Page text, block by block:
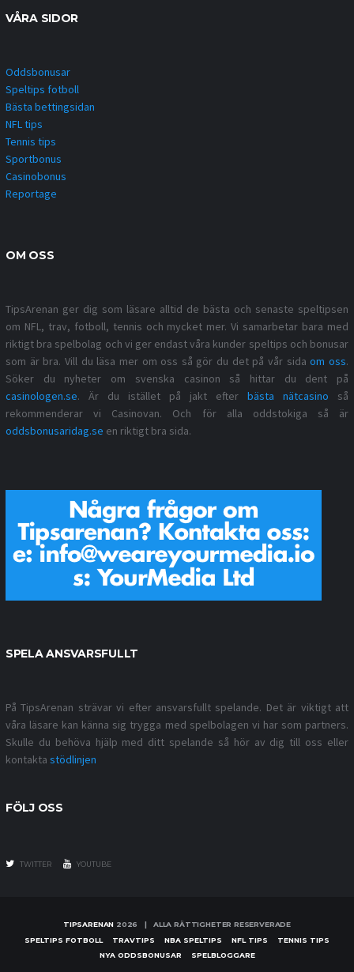
VÅRA SIDOR
Oddsbonusar
Speltips fotboll
Bästa bettingsidan
NFL tips
Tennis tips
Sportbonus
Casinobonus
Reportage
OM OSS
TipsArenan ger dig som läsare alltid de bästa och senaste speltipsen
om NFL, trav, fotboll, tennis och mycket mer. Vi samarbetar bara med
riktigt bra spelbolag och vi ger endast våra kunder speltips och bonusar
som är bra. Vill du läsa mer om oss så gör du det på vår sidaom oss.
Söker du nyheter om svenska casinon så hittar du dent på
casinologen.se. Är du istället på jakt efter bästa nätcasino så
rekommenderar vi Casinovan. Och för alla oddstokiga så är
oddsbonusaridag.se en riktigt bra sida.
SPELA ANSVARSFULLT
På TipsArenan strävar vi efter ansvarsfullt spelande. Det är viktigt att
våra läsare kan känna sig trygga med spelbolagen vi har som partners.
Skulle du behöva hjälp med ditt spelande så hör av dig till oss eller
kontakta stödlinjen
FÖLJ OSS
TWITTER YOUTUBE
TIPSARENAN 2026 | ALLA RÄTTIGHETER RESERVERADE
SPELTIPS FOTBOLL
TRAVTIPS NBA SPELTIPS NFL TIPS
TENNIS TIPS
NYA ODDSBONUSAR
SPELBLOGGARE